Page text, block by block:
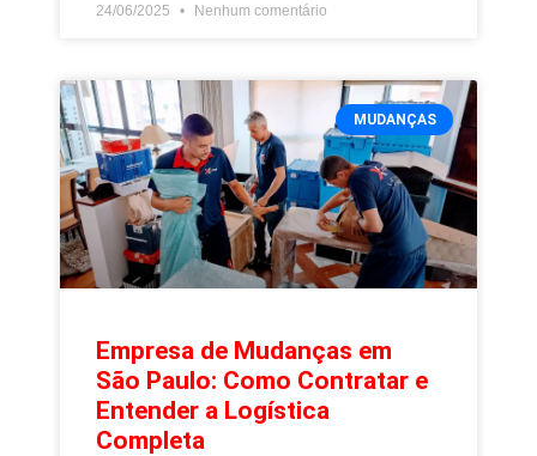
24/06/2025 Nenhum comentário
MUDANÇAS
Empresa de Mudanças em
São Paulo: Como Contratar e
Entender a Logística
Completa